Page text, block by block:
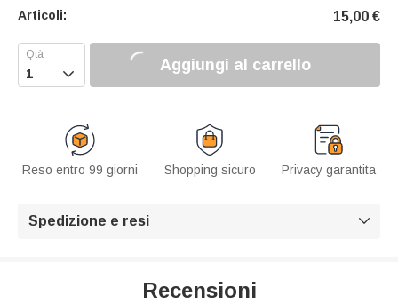
Articoli: 15,00 €
 Aggiungi al carrello
Reso entro 99 giorni Shopping sicuro Privacy garantita
Spedizione e resi 
Recensioni